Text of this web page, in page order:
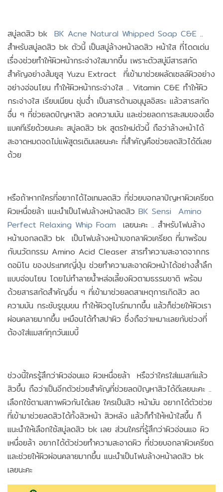
สบู่ลดสิว bk BK Acne Natural Whipped Soap C&E ..
สำหรับสบู่ลดสิว bk ตัวนี้ เป็นสบู่ล้างหน้าลดสิว หน้าใส ที่โดดเด่น
เรื่องช่วยทำให้ผิวหน้ากระจ่างใสมากขึ้น เพราะตัวสบู่มีสารสกัด
สำคัญอย่างส้มยูสุ Yuzu Extract ที่เข้ามาช่วยผลัดเซลล์ผิวอย่าง
อย่างอ่อนโยน ทำให้ผิวหน้ากระจ่างใส .. Vitamin C&E ทำให้ผิว
กระจ่างใส เรียบเนียน ชุ่มฉ่ำ เป็นสารต้านอนุมูลอิสระ แล้วสารสกัด
อื่น ๆ ที่ช่วยลดปัญหาสิว ลดความมัน และช่วยลดการสะสมของเชื้อ
แบคทีเรียด้วยนะคะ สบู่ลดสิว bk สูตรใหม่ตัวนี้ ถือว่าล้างหน้าได้
สะอาดหมดจดไม่แพ้สูตรเดิมเลยนะคะ ที่สำคัญคือช่วยลดสิวได้ดีเลย
ด้วย
หรือถ้าหากใครที่อยากได้ไอเทมลดสิว ที่ช่วยบอกลาปัญหาผิวเครียด
ผิวเหนื่อยล้า แนะนำเป็นโฟมล้างหน้าลดสิว BK Sensi Amino
Perfect Relaxing Whip Foam เลยนะคะ .. สำหรับโฟมล้าง
หน้าบอกลดสิว bk เป็นโฟมล้างหน้าบอกลาผิวเครียด ที่มาพร้อม
กับนวัตกรรม Amino Acid Cleaser สารทำความสะอาดจากกร
ดอมิโน ของประเทศญี่ปุ่น ช่วยทำความสะอาดผิวหน้าได้อย่างล้ำลึก
แบบอ่อนโยน โดยไม่ทำลายน้ำหล่อเลี้ยงผิวตามธรรมชาติ พร้อม
ด้วยสารสกัดสำคัญอื่น ๆ ที่เข้ามาช่วยลดสาเหตุการเกิดสิว ลด
ความมัน กระชับรูขุมขน ทำให้ผิวดูไบร์ทมากขึ้น แล้วก็ช่วยให้ผิวเรา
ผ่อนคลายมากขึ้น เหมือนได้ทำสปาผิว ซึ่งถือว่าเหมาะเลยกับช่วงที่
ต้องใส่แมสก์ทุกวันแบบี้
ช่วงนี้ใครรู้สึกว่าผิวอ่อนแอ ผิวเหนื่อยล้า หรือว่าใครใส่แมสก์แล้ว
สิวขึ้น ถือว่าเป็นอีกตัวช่วยสำคัญที่ช่วยลดปัญหาสิวได้ดีเลยนะคะ ..
เลือกใช้ตามสภาพผิวกันได้เลย ใครเป็นสิว หน้ามัน อยากได้ตัวช่วย
ที่เข้ามาช่วยลดสิวได้ทั้งสิวหน้า สิวหลัง แล้วก็ทำให้หน้าใสขึ้น ก็
แนะนำให้เลือกใช้สบู่ลดสิว bk เลย ส่วนใครที่รู้สึกว่าผิวอ่อนแอ ผิว
เหนื่อยล้า อยากได้ตัวช่วยทำความสะอาดผิว ที่ช่วยบอกลาผิวเครียด
และช่วยให้ผิวผ่อนคลายมากขึ้น แนะนำเป็นโฟมล้างหน้าลดสิว bk
เลยนะคะ